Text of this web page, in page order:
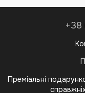
Преміальні